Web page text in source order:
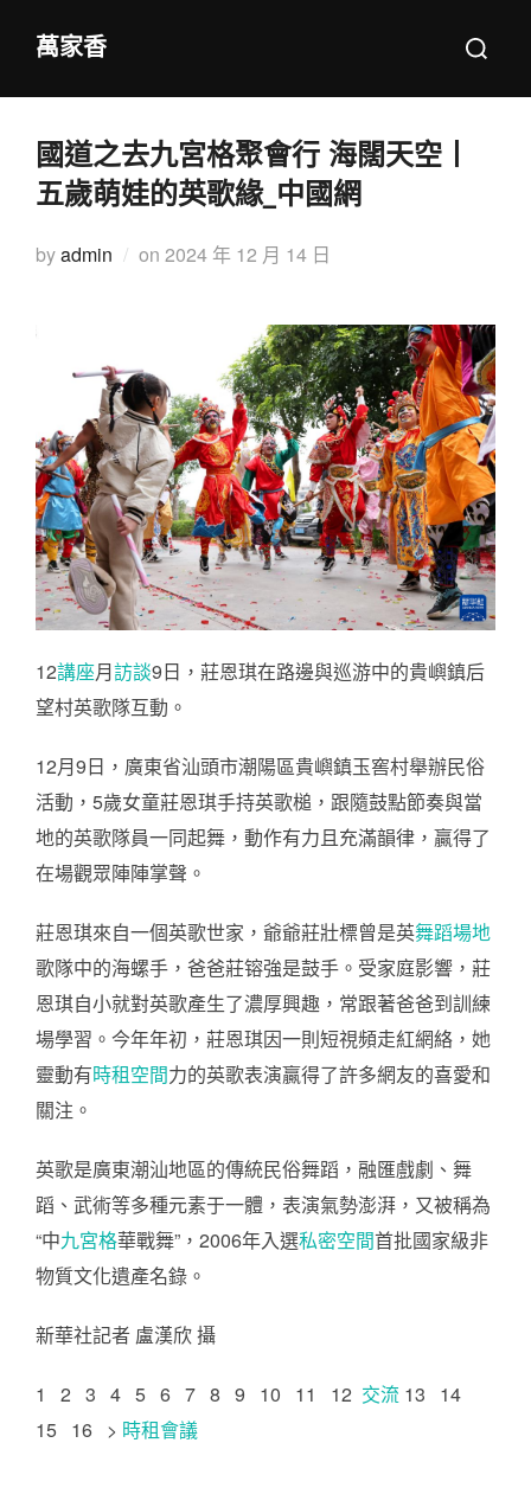
萬家香
Search
國道之去九宮格聚會行 海闊天空丨
五歲萌娃的英歌緣_中國網
byadmin on Posted
2024 年 12 月 14 日
12講座月訪談9日，莊恩琪在路邊與巡游中的貴嶼鎮后
望村英歌隊互動。
12月9日，廣東省汕頭市潮陽區貴嶼鎮玉窖村舉辦民俗
活動，5歲女童莊恩琪手持英歌槌，跟隨鼓點節奏與當
地的英歌隊員一同起舞，動作有力且充滿韻律，贏得了
在場觀眾陣陣掌聲。
莊恩琪來自一個英歌世家，爺爺莊壯標曾是英舞蹈場地
歌隊中的海螺手，爸爸莊镕強是鼓手。受家庭影響，莊
恩琪自小就對英歌產生了濃厚興趣，常跟著爸爸到訓練
場學習。今年年初，莊恩琪因一則短視頻走紅網絡，她
靈動有時租空間力的英歌表演贏得了許多網友的喜愛和
關注。
英歌是廣東潮汕地區的傳統民俗舞蹈，融匯戲劇、舞
蹈、武術等多種元素于一體，表演氣勢澎湃，又被稱為
“中九宮格華戰舞”，2006年入選私密空間首批國家級非
物質文化遺產名錄。
新華社記者 盧漢欣 攝
1 2 3 4 5 6 7 8 9 10 11 12 交流 13 14
15 16 > 時租會議